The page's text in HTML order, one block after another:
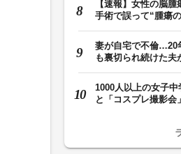
【速報】女性の脳腫
手術で誤って“腫瘍
妻が自宅で不倫…20
も裏切られ続けた夫
1000人以上の女子中
と「コスプレ撮影